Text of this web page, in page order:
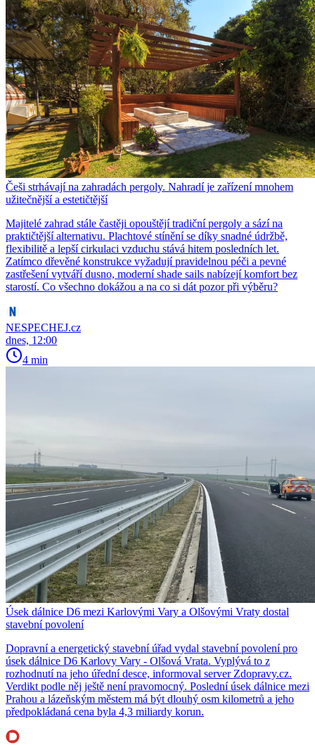
Češi strhávají na zahradách pergoly. Nahradí je zařízení mnohem
užitečnější a estetičtější
Majitelé zahrad stále častěji opouštějí tradiční pergoly a sází na
praktičtější alternativu. Plachtové stínění se díky snadné údržbě,
flexibilitě a lepší cirkulaci vzduchu stává hitem posledních let.
Zatímco dřevěné konstrukce vyžadují pravidelnou péči a pevné
zastřešení vytváří dusno, moderní shade sails nabízejí komfort bez
starostí. Co všechno dokážou a na co si dát pozor při výběru?
NESPECHEJ.cz
dnes, 12:00
4 min
Úsek dálnice D6 mezi Karlovými Vary a Olšovými Vraty dostal
stavební povolení
Dopravní a energetický stavební úřad vydal stavební povolení pro
úsek dálnice D6 Karlovy Vary - Olšová Vrata. Vyplývá to z
rozhodnutí na jeho úřední desce, informoval server Zdopravy.cz.
Verdikt podle něj ještě není pravomocný. Poslední úsek dálnice mezi
Prahou a lázeňským městem má být dlouhý osm kilometrů a jeho
předpokládaná cena byla 4,3 miliardy korun.